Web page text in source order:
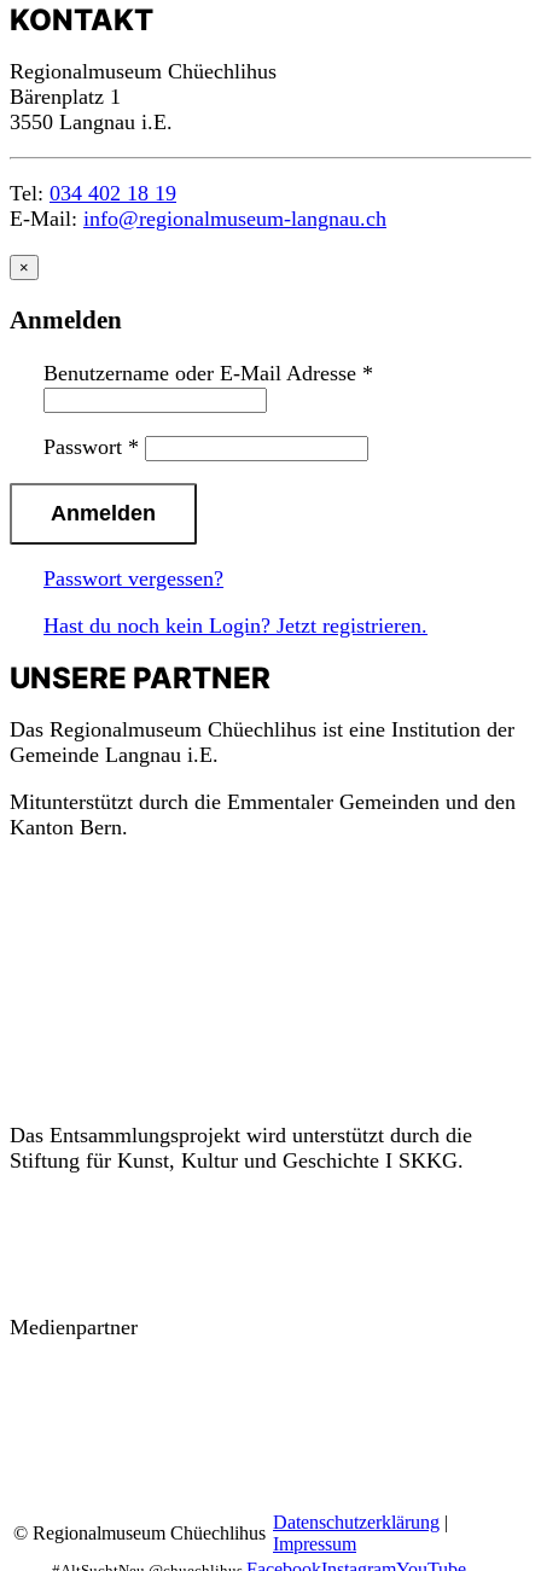
KONTAKT
Regionalmuseum Chüechlihus
Bärenplatz 1
3550 Langnau i.E.
Tel: 034 402 18 19
E-Mail: info@regionalmuseum-langnau.ch
×
Anmelden
Benutzername oder E-Mail Adresse *
Passwort *
Passwort vergessen?
Hast du noch kein Login? Jetzt registrieren.
UNSERE PARTNER
Das Regionalmuseum Chüechlihus ist eine Institution der
Gemeinde Langnau i.E.
Mitunterstützt durch die Emmentaler Gemeinden und den
Kanton Bern.
Das Entsammlungsprojekt wird unterstützt durch die
Stiftung für Kunst, Kultur und Geschichte I SKKG.
Medienpartner
© Regionalmuseum Chüechlihus
Datenschutzerklärung |
Impressum